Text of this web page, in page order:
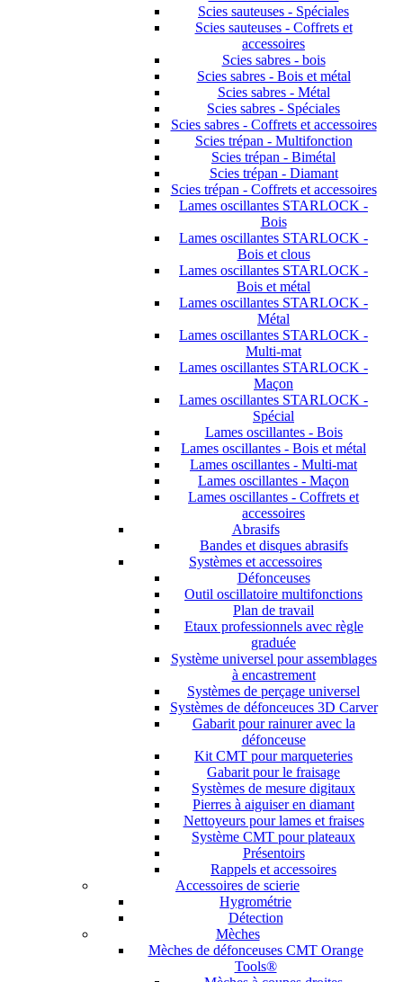
Scies sauteuses - Spéciales
Scies sauteuses - Coffrets et
accessoires
Scies sabres - bois
Scies sabres - Bois et métal
Scies sabres - Métal
Scies sabres - Spéciales
Scies sabres - Coffrets et accessoires
Scies trépan - Multifonction
Scies trépan - Bimétal
Scies trépan - Diamant
Scies trépan - Coffrets et accessoires
Lames oscillantes STARLOCK -
Bois
Lames oscillantes STARLOCK -
Bois et clous
Lames oscillantes STARLOCK -
Bois et métal
Lames oscillantes STARLOCK -
Métal
Lames oscillantes STARLOCK -
Multi-mat
Lames oscillantes STARLOCK -
Maçon
Lames oscillantes STARLOCK -
Spécial
Lames oscillantes - Bois
Lames oscillantes - Bois et métal
Lames oscillantes - Multi-mat
Lames oscillantes - Maçon
Lames oscillantes - Coffrets et
accessoires
Abrasifs
Bandes et disques abrasifs
Systèmes et accessoires
Défonceuses
Outil oscillatoire multifonctions
Plan de travail
Etaux professionnels avec règle
graduée
Système universel pour assemblages
à encastrement
Systèmes de perçage universel
Systèmes de défonceuces 3D Carver
Gabarit pour rainurer avec la
défonceuse
Kit CMT pour marqueteries
Gabarit pour le fraisage
Systèmes de mesure digitaux
Pierres à aiguiser en diamant
Nettoyeurs pour lames et fraises
Système CMT pour plateaux
Présentoirs
Rappels et accessoires
Accessoires de scierie
Hygrométrie
Détection
Mèches
Mèches de défonceuses CMT Orange
Tools®